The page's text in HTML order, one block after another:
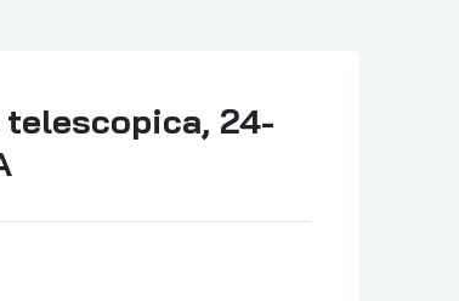
24-